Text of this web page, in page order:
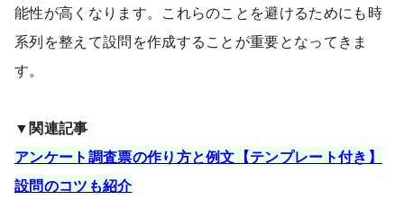
能性が高くなります。これらのことを避けるためにも時
系列を整えて設問を作成することが重要となってきま
す。
▼関連記事
アンケート調査票の作り方と例文【テンプレート付き】
設問のコツも紹介